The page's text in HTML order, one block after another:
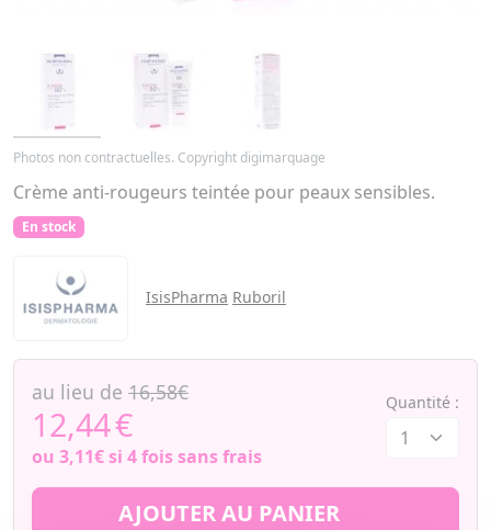
Photos non contractuelles. Copyright digimarquage
Crème anti-rougeurs teintée pour peaux sensibles.
En stock
IsisPharma Ruboril
au lieu de 16,58€
12,44€
ou 3,11€si 4 fois sans frais
Quantité :
AJOUTER AU PANIER